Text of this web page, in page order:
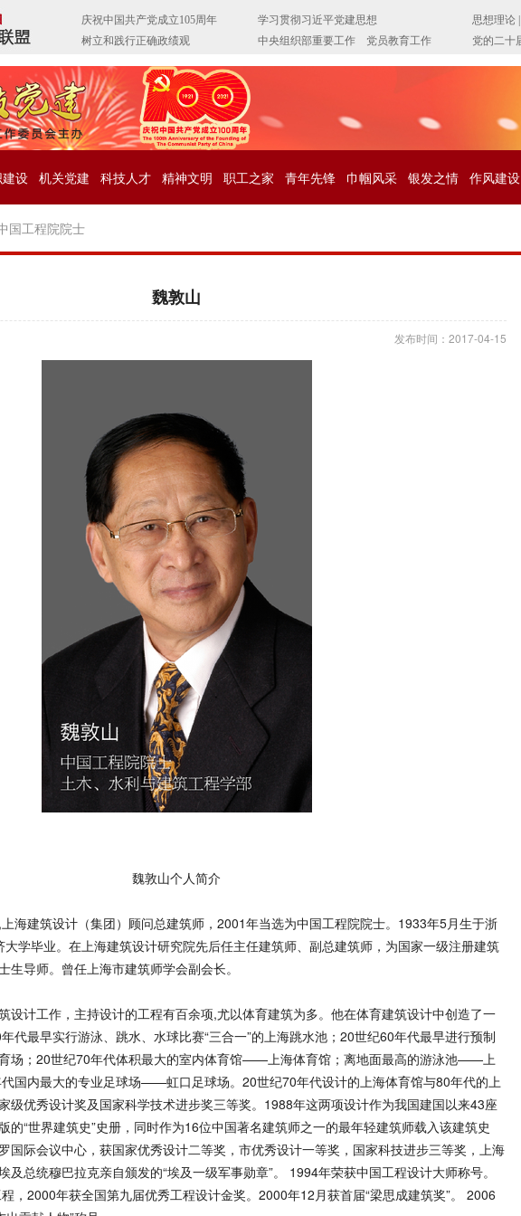
设 机关党建 科技人才 精神文明 职工之家 青年先锋 巾帼风采 银发之情 作风建设
国工程院院士
魏敦山
发布时间：2017-04-15
魏敦山个人简介
建筑设计（集团）顾问总建筑师，2001年当选为中国工程院院士。1933年5月生于浙
学毕业。在上海建筑设计研究院先后任主任建筑师、副总建筑师，为国家一级注册建筑
生导师。曾任上海市建筑师学会副会长。
计工作，主持设计的工程有百余项,尤以体育建筑为多。他在体育建筑设计中创造了一
代最早实行游泳、跳水、水球比赛“三合一”的上海跳水池；20世纪60年代最早进行预制
场；20世纪70年代体积最大的室内体育馆——上海体育馆；离地面最高的游泳池——上
国内最大的专业足球场——虹口足球场。20世纪70年代设计的上海体育馆与80年代的上
级优秀设计奖及国家科学技术进步奖三等奖。1988年这两项设计作为我国建国以来43座
的“世界建筑史”史册，同时作为16位中国著名建筑师之一的最年轻建筑师载入该建筑史
国际会议中心，获国家优秀设计二等奖，市优秀设计一等奖，国家科技进步三等奖，上海
及总统穆巴拉克亲自颁发的“埃及一级军事勋章”。 1994年荣获中国工程设计大师称号。
，2000年获全国第九届优秀工程设计金奖。2000年12月获首届“梁思成建筑奖”。 2006